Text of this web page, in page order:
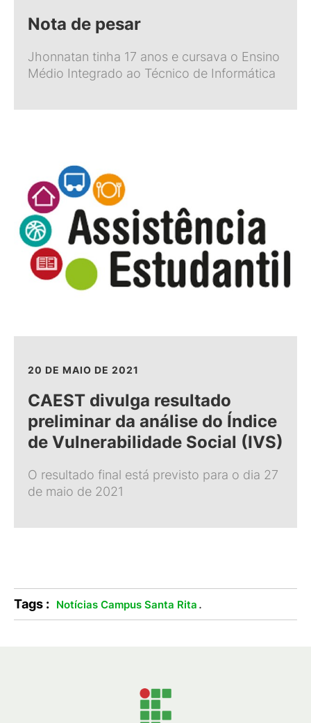
Nota de pesar
Jhonnatan tinha 17 anos e cursava o Ensino
Médio Integrado ao Técnico de Informática
20 DE MAIO DE 2021
CAEST divulga resultado
preliminar da análise do Índice
de Vulnerabilidade Social (IVS)
O resultado final está previsto para o dia 27
de maio de 2021
Tags : Notícias Campus Santa Rita .